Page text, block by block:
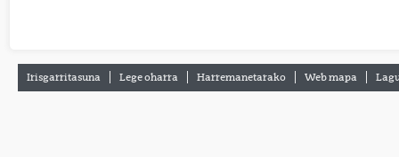
Irisgarritasuna Lege oharra Harremanetarako Web mapa